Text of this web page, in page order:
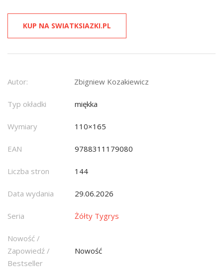
KUP NA SWIATKSIAZKI.PL
Autor: Zbigniew Kozakiewicz
Typ okładki miękka
Wymiary 110×165
EAN 9788311179080
Liczba stron 144
Data wydania 29.06.2026
Seria Żółty Tygrys
Nowość /
Zapowiedź /
Bestseller
Nowość